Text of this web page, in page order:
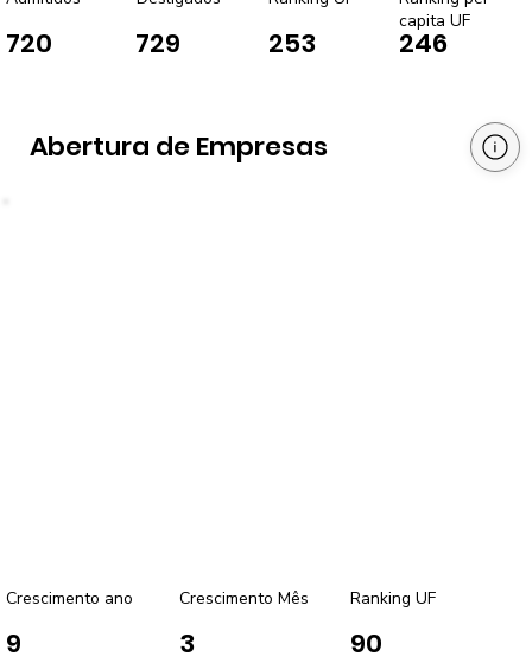
720 729 253 246
capita UF
Abertura de Empresas
9
Crescimento ano
3 90
Ranking UF
Crescimento Mês